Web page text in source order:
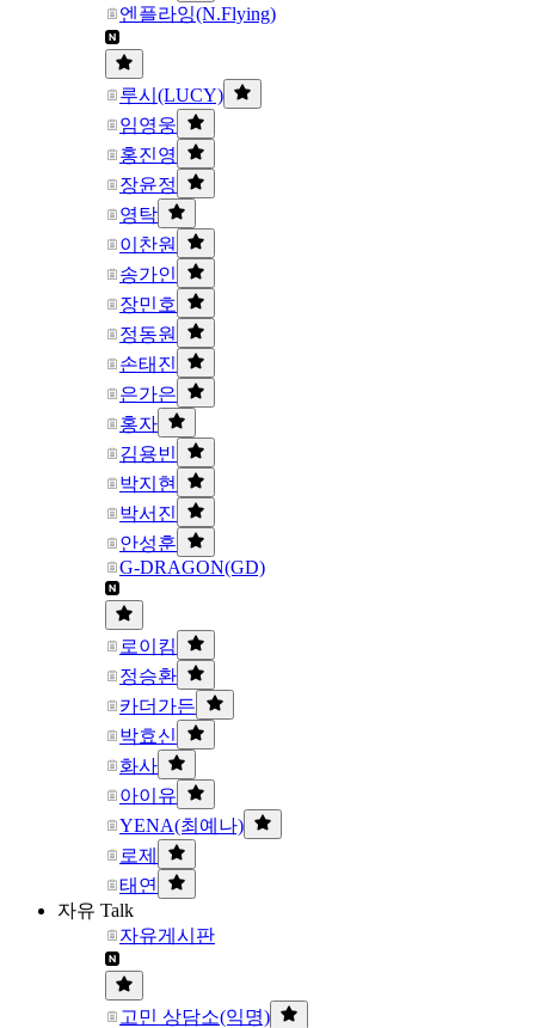
엔플라잉(N.Flying)
루시(LUCY)
임영웅
홍진영
장윤정
영탁
이찬원
송가인
장민호
정동원
손태진
은가은
홍자
김용빈
박지현
박서진
안성훈
G-DRAGON(GD)
로이킴
정승환
카더가든
박효신
화사
아이유
YENA(최예나)
로제
태연
자유 Talk
자유게시판
고민 상담소(익명)